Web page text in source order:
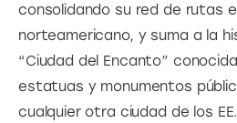
consolidando su red de rutas
norteamericano, y suma a la
“Ciudad del Encanto”
estatuas y monumentos
cualquier otra ciudad de los